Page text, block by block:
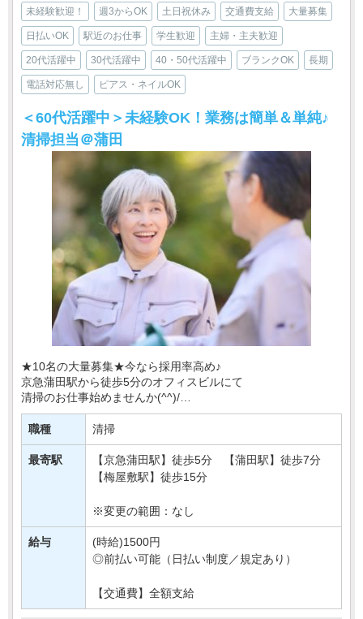
未経験歓迎！ 週3からOK 土日祝休み 交通費支給 大量募集
日払いOK 駅近のお仕事 学生歓迎 主婦・主夫歓迎
20代活躍中 30代活躍中 40・50代活躍中 ブランクOK 長期
電話対応無し ピアス・ネイルOK
＜60代活躍中＞未経験OK！業務は簡単＆単純♪
清掃担当＠蒲田
★10名の大量募集★今なら採用率高め♪
京急蒲田駅から徒歩5分のオフィスビルにて
清掃のお仕事始めませんか(^^)/
週3日OK＆土日休みで
プライベートも大切に、無理なく働ける環境です◎
しゅふさんなども多く活・・・
職種 清掃
最寄駅
【京急蒲田駅】徒歩5分 【蒲田駅】徒歩7分
【梅屋敷駅】徒歩15分
※変更の範囲：なし
給与
(時給)1500円
◎前払い可能（日払い制度／規定あり）
【交通費】全額支給